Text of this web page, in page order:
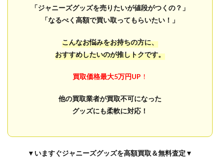
「ジャニーズグッズを売りたいが値段がつくの？」
「なるべく高額で買い取ってもらいたい！」
こんなお悩みをお持ちの方に、
おすすめしたいのが推しトクです。
買取価格最大5万円UP ！
他の買取業者が買取不可になった
グッズにも柔軟に対応！
▼いますぐジャニーズグッズを高額買取＆無料査定▼